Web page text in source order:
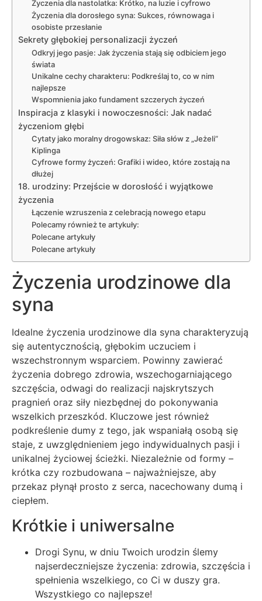
Życzenia dla nastolatka: Krótko, na luzie i cyfrowo
Życzenia dla dorosłego syna: Sukces, równowaga i
osobiste przesłanie
Sekrety głębokiej personalizacji życzeń
Odkryj jego pasje: Jak życzenia stają się odbiciem jego
świata
Unikalne cechy charakteru: Podkreślaj to, co w nim
najlepsze
Wspomnienia jako fundament szczerych życzeń
Inspiracja z klasyki i nowoczesności: Jak nadać
życzeniom głębi
Cytaty jako moralny drogowskaz: Siła słów z „Jeżeli”
Kiplinga
Cyfrowe formy życzeń: Grafiki i wideo, które zostają na
dłużej
18. urodziny: Przejście w dorosłość i wyjątkowe
życzenia
Łączenie wzruszenia z celebracją nowego etapu
Polecamy również te artykuły:
Polecane artykuły
Polecane artykuły
Życzenia urodzinowe dla
syna
Idealne życzenia urodzinowe dla syna charakteryzują
się autentycznością, głębokim uczuciem i
wszechstronnym wsparciem. Powinny zawierać
życzenia dobrego zdrowia, wszechogarniającego
szczęścia, odwagi do realizacji najskrytszych
pragnień oraz siły niezbędnej do pokonywania
wszelkich przeszkód. Kluczowe jest również
podkreślenie dumy z tego, jak wspaniałą osobą się
staje, z uwzględnieniem jego indywidualnych pasji i
unikalnej życiowej ścieżki. Niezależnie od formy –
krótka czy rozbudowana – najważniejsze, aby
przekaz płynął prosto z serca, nacechowany dumą i
ciepłem.
Krótkie i uniwersalne
Drogi Synu, w dniu Twoich urodzin ślemy
najserdeczniejsze życzenia: zdrowia, szczęścia i
spełnienia wszelkiego, co Ci w duszy gra.
Wszystkiego co najlepsze!